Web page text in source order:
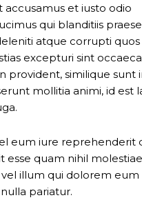
accusamus et iusto odio
qui blanditiis
atque corrupti quos
excepturi sint
provident, similique sunt
mollitia animi, id est
eum iure reprehenderit
esse quam nihil molestiae
illum qui dolorem eum
pariatur.